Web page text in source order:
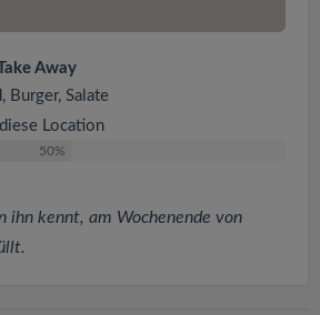
Away
Burger, Salate
Location
50%
ihn kennt, am Wochenende von